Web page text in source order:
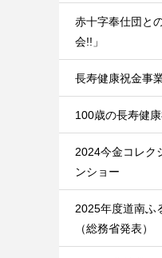
赤十字奉仕団と
会!!」
長寿健康祝金事
100歳の長寿健
2024今金コレク
ンショー
2025年度道南ふ
（総務省発表）